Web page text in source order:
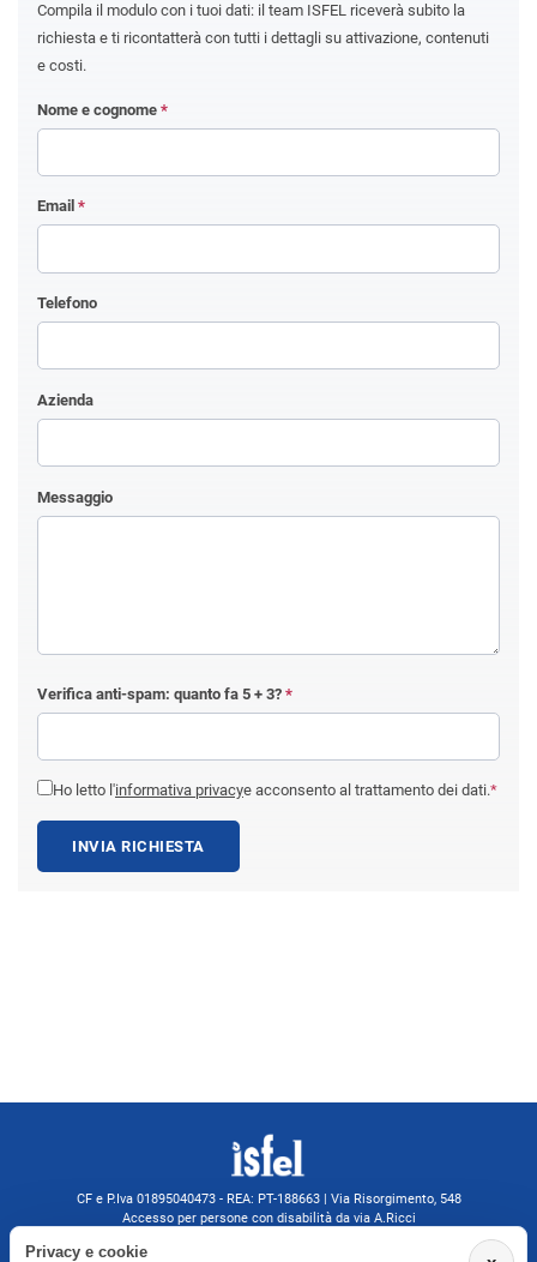
Compila il modulo con i tuoi dati: il team ISFEL riceverà subito la
richiesta e ti ricontatterà con tutti i dettagli su attivazione, contenuti
e costi.
Nome e cognome *
Email *
Telefono
Azienda
Messaggio
Verifica anti-spam: quanto fa 5 + 3? *
Ho letto l'informativa privacye acconsento al trattamento dei dati.*
INVIA RICHIESTA
CF e P.Iva 01895040473 - REA: PT-188663 | Via Risorgimento, 548
Accesso per persone con disabilità da via A.Ricci
Privacy e cookie